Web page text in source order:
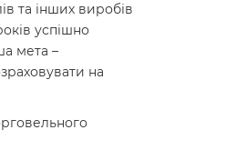
та інших виробів
успішно
мета –
на